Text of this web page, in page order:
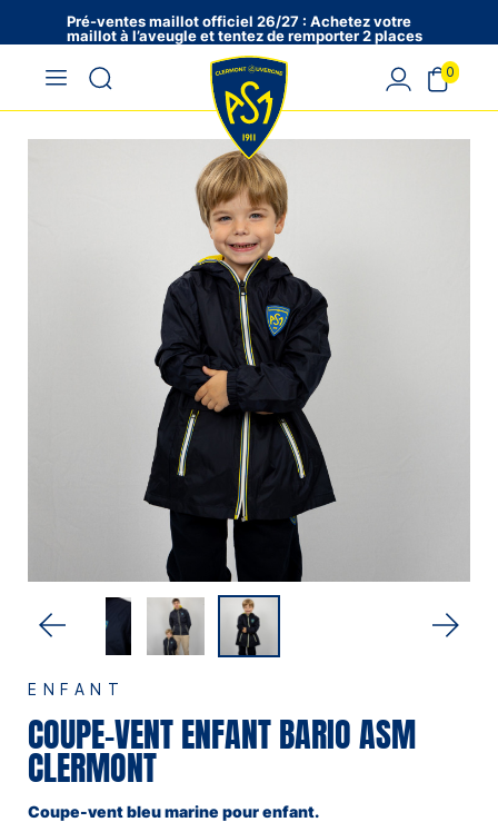
Pré-ventes maillot officiel 26/27 : Achetez votre
maillot à l’aveugle et tentez de remporter 2 places
en VIP !
ENFANT
COUPE-VENT ENFANT BARIO ASM
CLERMONT
Coupe-vent bleu marine pour enfant.
0